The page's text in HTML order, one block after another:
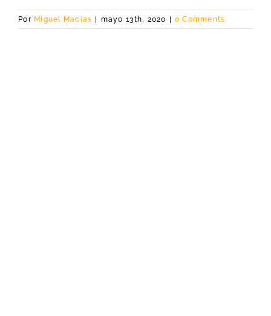
Por Miguel Macías mayo 13th, 2020 0 Comments